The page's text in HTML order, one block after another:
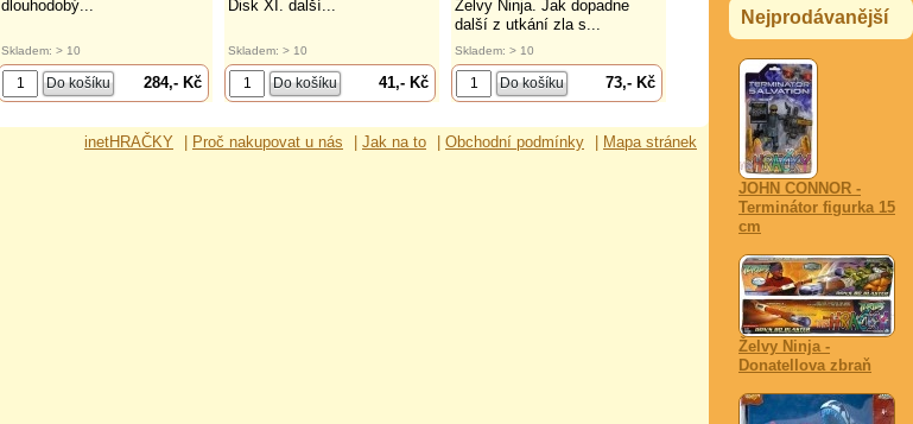
Nejprodávanější
JOHN CONNOR -
Terminátor figurka 15
cm
Želvy Ninja -
Donatellova zbraň
dlouhodobý...
Skladem: > 10
284,- Kč
Disk XI. další...
Skladem: > 10
41,- Kč
Želvy Ninja. Jak dopadne
další z utkání zla s...
Skladem: > 10
73,- Kč
inetHRAČKY Proč nakupovat u nás Jak na to Obchodní podmínky Mapa stránek